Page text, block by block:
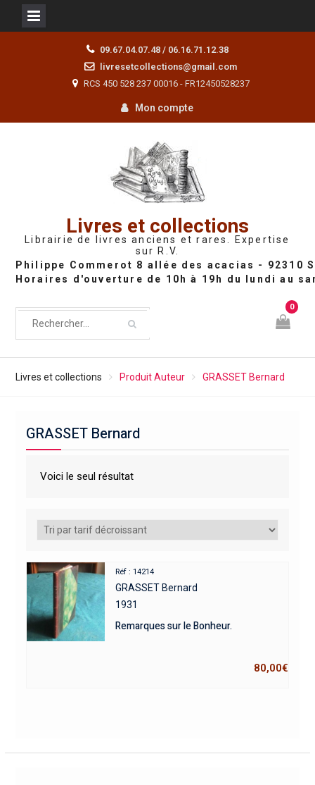
09.67.04.07.48 / 06.16.71.12.38
livresetcollections@gmail.com
RCS 450 528 237 00016 - FR12450528237
Mon compte
Livres et collections
Librairie de livres anciens et rares. Expertise
sur R.V.
0
Livres et collections Produit Auteur GRASSET Bernard
GRASSET Bernard
Voici le seul résultat
Réf : 14214
GRASSET Bernard
1931
Remarques sur le Bonheur.
80,00€